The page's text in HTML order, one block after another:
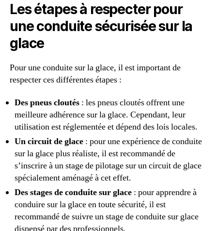
Les étapes à respecter pour
une conduite sécurisée sur la
glace
Pour une conduite sur la glace, il est important de
respecter ces différentes étapes :
Des pneus cloutés : les pneus cloutés offrent une
meilleure adhérence sur la glace. Cependant, leur
utilisation est réglementée et dépend des lois locales.
Un circuit de glace : pour une expérience de conduite
sur la glace plus réaliste, il est recommandé de
s’inscrire à un stage de pilotage sur un circuit de glace
spécialement aménagé à cet effet.
Des stages de conduite sur glace : pour apprendre à
conduire sur la glace en toute sécurité, il est
recommandé de suivre un stage de conduite sur glace